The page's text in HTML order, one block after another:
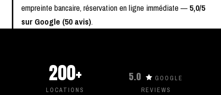
empreinte bancaire, réservation en ligne immédiate — 5,0/5
sur Google (50 avis).
200+
LOCATIONS
5.0
GOOGLE
REVIEWS